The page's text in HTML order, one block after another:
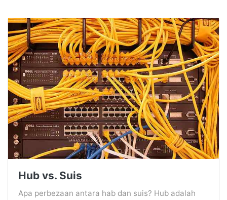
Hub vs. Suis
Apa perbezaan antara hab dan suis? Hub adalah